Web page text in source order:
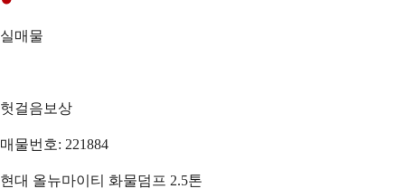
실매물
헛걸음보상
매물번호: 221884
현대 올뉴마이티 화물덤프 2.5톤